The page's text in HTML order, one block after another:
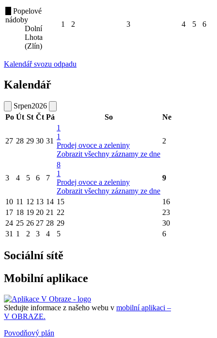
Popelové
nádoby
Dolní
Lhota
(Zlín)
1 2 3 4 5 6
Kalendář svozu odpadu
Kalendář
Srpen2026
Po Út St Čt Pá So Ne
27 28 29 30 31
1
1
Prodej ovoce a zeleniny
Zobrazit všechny záznamy ze dne
2
3 4 5 6 7
8
1
Prodej ovoce a zeleniny
Zobrazit všechny záznamy ze dne
9
10 11 12 13 14 15
16
17 18 19 20 21 22
23
24 25 26 27 28 29
30
31 1 2 3 4 5 6
Sociální sítě
Mobilní aplikace
Sledujte informace z našeho webu v mobilní aplikaci –
V OBRAZE.
Povodňový plán